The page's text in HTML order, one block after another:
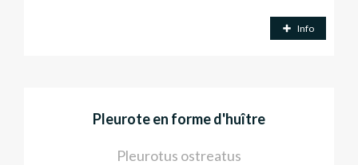
Info
Pleurote en forme d'huître
Pleurotus ostreatus